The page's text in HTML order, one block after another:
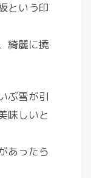
という印
綺麗に撓
ぶ雪が引
味しいと
あったら